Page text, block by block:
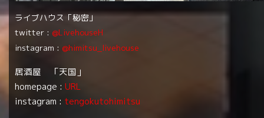
ライブハウス「秘密」
twitter : @LivehouseH
instagram : @himitsu_livehouse
居酒屋 「天国」
homepage : URL
instagram : tengokutohimitsu